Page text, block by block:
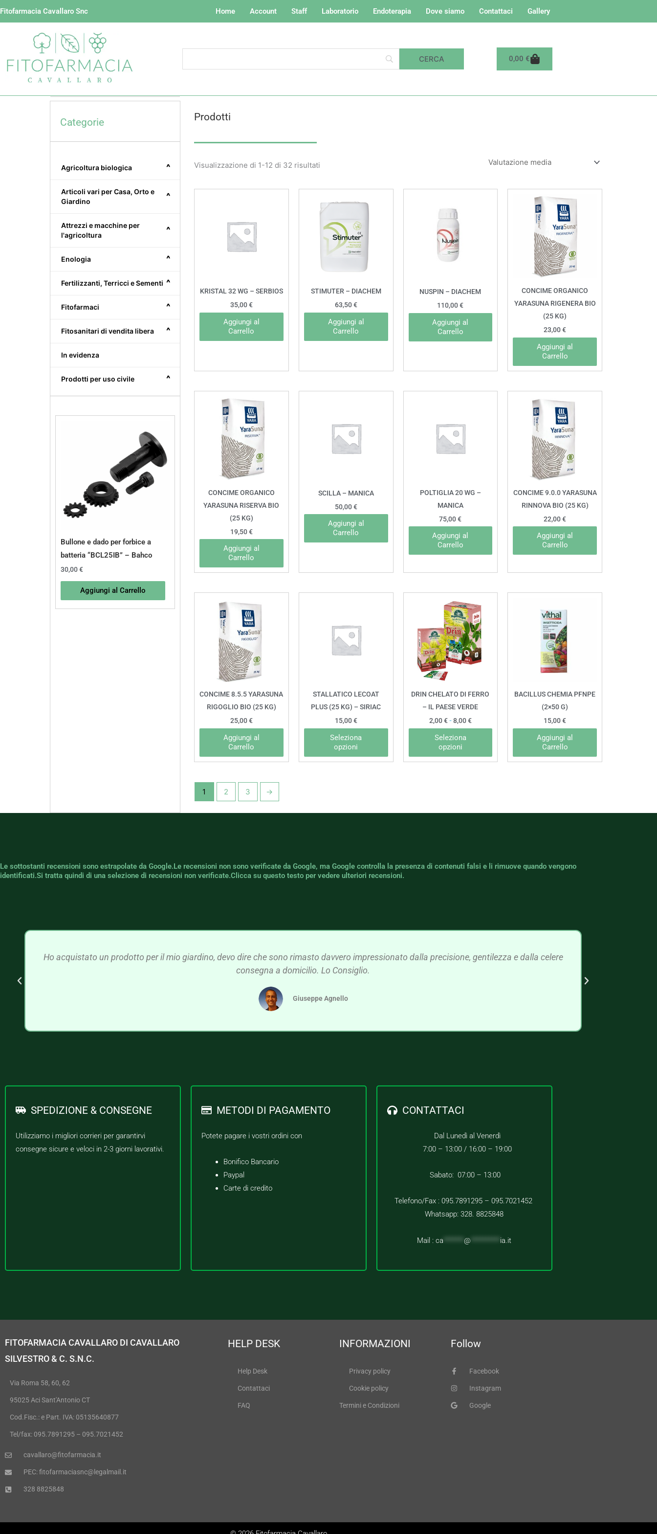
Vai
Fitofarmacia Cavallaro Snc Home Account Staff Laboratorio Endoterapia Dove siamo Contattaci Gallery
0,00 €Carrello
Categorie
^
Agricoltura biologica
^
Articoli vari per Casa, Orto e
Giardino
^
Attrezzi e macchine per
l'agricoltura
^
Enologia
^
Fertilizzanti, Terricci e Sementi
^
Fitofarmaci
^
Fitosanitari di vendita libera
In evidenza
^
Prodotti per uso civile
Bullone e dado per forbice a
batteria “BCL25IB” – Bahco
30,00€
Aggiungi al Carrello
Prodotti
Visualizzazione di 1-12 di 32 risultati
KRISTAL 32 WG – SERBIOS
35,00€
Aggiungi al
Carrello
STIMUTER – DIACHEM
63,50€
Aggiungi al
Carrello
NUSPIN – DIACHEM
110,00€
Aggiungi al
Carrello
CONCIME ORGANICO
YARASUNA RIGENERA BIO
(25 KG)
23,00€
Aggiungi al
Carrello
CONCIME ORGANICO
YARASUNA RISERVA BIO
(25 KG)
19,50€
Aggiungi al
Carrello
SCILLA – MANICA
50,00€
Aggiungi al
Carrello
POLTIGLIA 20 WG –
MANICA
75,00€
Aggiungi al
Carrello
CONCIME 9.0.0 YARASUNA
RINNOVA BIO (25 KG)
22,00€
Aggiungi al
Carrello
CONCIME 8.5.5 YARASUNA
RIGOGLIO BIO (25 KG)
25,00€
Aggiungi al
Carrello
STALLATICO LECOAT
PLUS (25 KG) – SIRIAC
15,00€
Seleziona
opzioni
possono
nella
del
DRIN CHELATO DI FERRO
– IL PAESE VERDE
2,00€-8,00€
di
prezzo:
da
2,00 €
a
8,00 €
Seleziona
opzioni
possono
nella
del
BACILLUS CHEMIA PFNPE
(2×50 G)
15,00€
Aggiungi al
Carrello
1 2 3 →
Le sottostanti recensioni sono estrapolate da Google.Le recensioni non sono verificate da Google, ma Google controlla la presenza di contenuti falsi e li rimuove quando vengono
identificati.Si tratta quindi di una selezione di recensioni non verificate.Clicca su questo testo per vedere ulteriori recensioni.
Ho acquistato un prodotto per il mio giardino, devo dire che sono rimasto davvero impressionato dalla precisione, gentilezza e dalla celere
consegna a domicilio. Lo Consiglio.
Giuseppe Agnello
SPEDIZIONE & CONSEGNE
Utilizziamo i migliori corrieri per garantirvi
consegne sicure e veloci in 2-3 giorni lavorativi.
METODI DI PAGAMENTO
Potete pagare i vostri ordini con
Bonifico Bancario
Paypal
Carte di credito
CONTATTACI
Dal Lunedì al Venerdì
7:00 – 13:00 / 16:00 – 19:00
Sabato: 07:00 – 13:00
Telefono/Fax : 095.7891295 – 095.7021452
Whatsapp: 328. 8825848
Mail :ca *******@ ia.it
FITOFARMACIA CAVALLARO DI CAVALLARO
SILVESTRO & C. S.N.C.
Via Roma 58, 60, 62
95025 Aci Sant'Antonio CT
Cod.Fisc.: e Part. IVA: 05135640877
Tel/fax: 095.7891295 – 095.7021452
cavallaro@fitofarmacia.it
PEC: fitofarmaciasnc@legalmail.it
328 8825848
HELP DESK
Help Desk
Contattaci
FAQ
INFORMAZIONI
Privacy policy
Cookie policy
Termini e Condizioni
Follow
Facebook
Instagram
Google